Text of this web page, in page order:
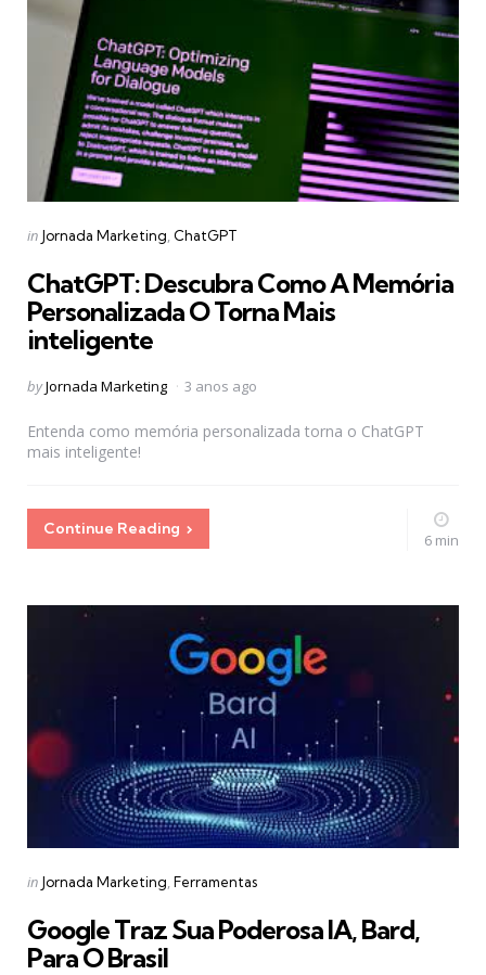
Categories
Posted
in Jornada Marketing ChatGPT
ChatGPT: Descubra Como A Memória
Personalizada O Torna Mais
inteligente
Posted
byJornada Marketing 3 anos ago
Entenda como memória personalizada torna o ChatGPT
mais inteligente!
Continue Reading
6 min
Categories
Posted
in Jornada Marketing Ferramentas
Google Traz Sua Poderosa IA, Bard,
Para O Brasil